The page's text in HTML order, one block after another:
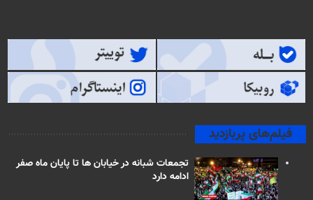
فیلم‌های پربازدید
تجمعات شبانه در خیابان ها تا پایان ماه صفر
ادامه دارد